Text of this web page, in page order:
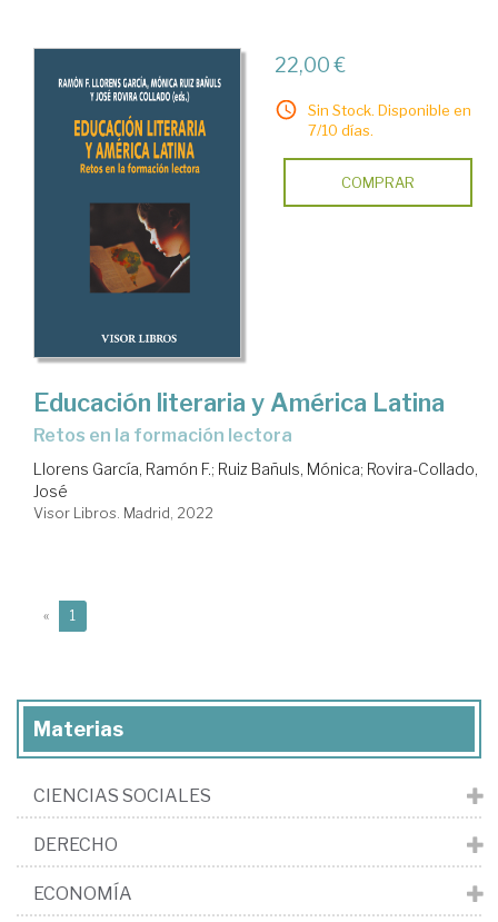
22,00 €
Sin Stock. Disponible en
7/10 días.
COMPRAR
Educación literaria y América Latina
retos en la formación lectora
Llorens García, Ramón F.; Ruiz Bañuls, Mónica; Rovira-Collado,
José
Visor Libros. Madrid, 2022
« 1
Materias
CIENCIAS SOCIALES
DERECHO
ECONOMÍA